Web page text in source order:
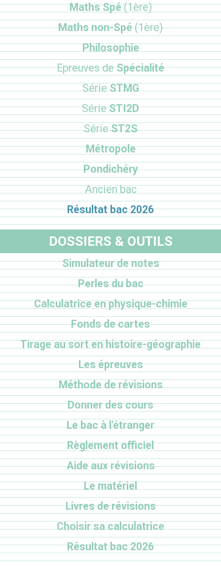
Maths Spé(1ère)
Maths non-Spé(1ère)
Philosophie
Epreuves deSpécialité
SérieSTMG
SérieSTI2D
SérieST2S
Métropole
Pondichéry
Ancien bac
Résultat bac 2026
DOSSIERS & OUTILS
Simulateur de notes
Perles du bac
Calculatrice en physique-chimie
Fonds de cartes
Tirage au sort en histoire-géographie
Les épreuves
Méthode de révisions
Donner des cours
Le bac à l'étranger
Règlement officiel
Aide aux révisions
Le matériel
Livres de révisions
Choisir sa calculatrice
Résultat bac 2026